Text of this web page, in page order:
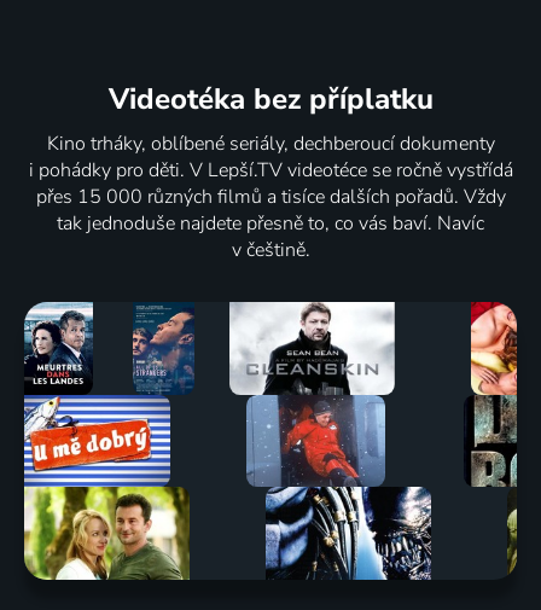
Videotéka bez příplatku
Kino trháky, oblíbené seriály, dechberoucí dokumenty
i pohádky pro děti. V Lepší.TV videotéce se ročně vystřídá
přes 15 000 různých filmů a tisíce dalších pořadů. Vždy
tak jednoduše najdete přesně to, co vás baví. Navíc
v češtině.